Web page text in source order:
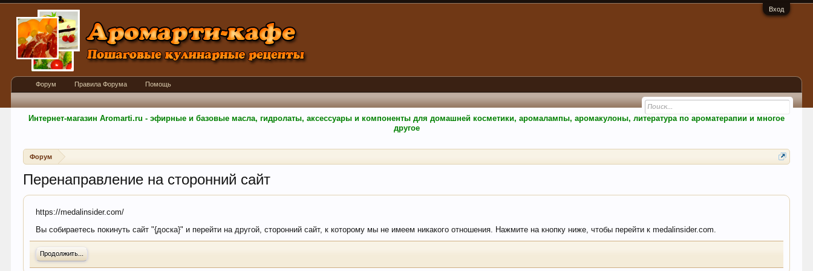
Вход
Интернет-магазин Aromarti.ru - эфирные и базовые масла, гидролаты, аксессуары и компоненты для домашней косметики, аромалампы, аромакулоны, литература по ароматерапии и многое
другое
Форум
Перенаправление на сторонний сайт
https://medalinsider.com/
Вы собираетесь покинуть сайт "{доска}" и перейти на другой, сторонний сайт, к которому мы не имеем никакого отношения. Нажмите на кнопку ниже, чтобы перейти к medalinsider.com.
Продолжить...
Форум Правила Форума Помощь